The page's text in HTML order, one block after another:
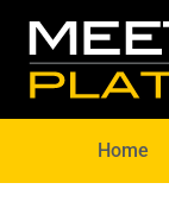
Home